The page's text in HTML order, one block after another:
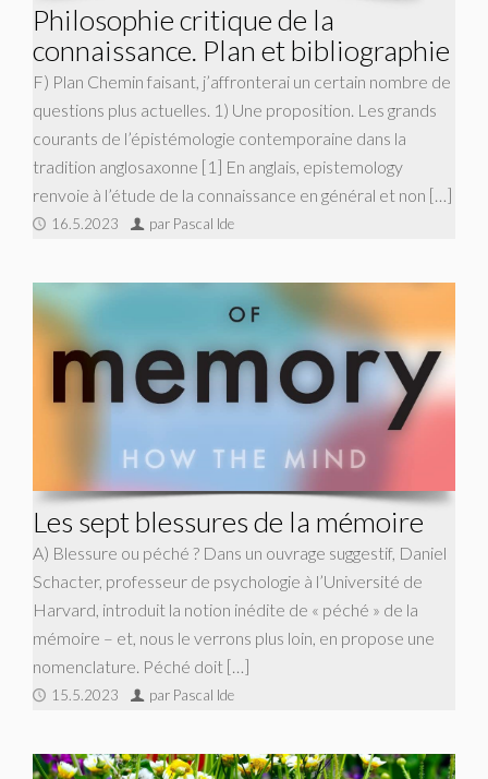
Philosophie critique de la
connaissance. Plan et bibliographie
F) Plan Chemin faisant, j’affronterai un certain nombre de
questions plus actuelles. 1) Une proposition. Les grands
courants de l’épistémologie contemporaine dans la
tradition anglosaxonne [1] En anglais, epistemology
renvoie à l’étude de la connaissance en général et non […]
16.5.2023 par Pascal Ide
Les sept blessures de la mémoire
A) Blessure ou péché ? Dans un ouvrage suggestif, Daniel
Schacter, professeur de psychologie à l’Université de
Harvard, introduit la notion inédite de « péché » de la
mémoire – et, nous le verrons plus loin, en propose une
nomenclature. Péché doit […]
15.5.2023 par Pascal Ide